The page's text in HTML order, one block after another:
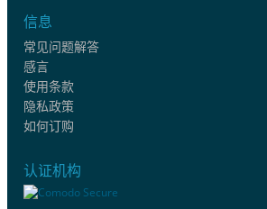
信息
常见问题解答
感言
使用条款
隐私政策
如何订购
认证机构